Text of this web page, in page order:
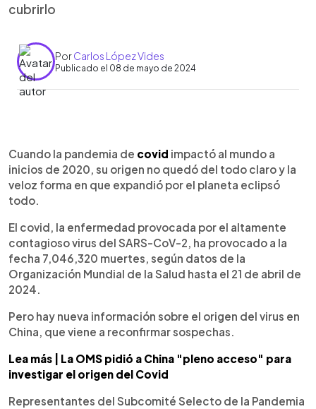
cubrirlo
PorCarlos López Vides
Publicado el 08 de mayo de 2024
► Escuchar artículo
Cuando la pandemia de covid impactó al mundo a
inicios de 2020, su origen no quedó del todo claro y la
veloz forma en que expandió por el planeta eclipsó
todo.
El covid, la enfermedad provocada por el altamente
contagioso virus del SARS-CoV-2, ha provocado a la
fecha 7,046,320 muertes, según datos de la
Organización Mundial de la Salud hasta el 21 de abril de
2024.
Pero hay nueva información sobre el origen del virus en
China, que viene a reconfirmar sospechas.
Lea más | La OMS pidió a China "pleno acceso" para
investigar el origen del Covid
Representantes del Subcomité Selecto de la Pandemia